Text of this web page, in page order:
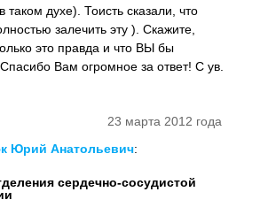
таком духе). Тоисть сказали, что
залечить эту ). Скажите,
это правда и что ВЫ бы
Вам огромное за ответ! С ув.
23 марта 2012 года
Юрий Анатольевич:
сердечно-сосудистой